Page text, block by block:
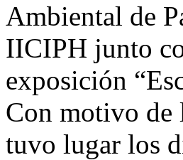
Ambiental de
IICIPH junto
exposición
Con motivo de
tuvo lugar los